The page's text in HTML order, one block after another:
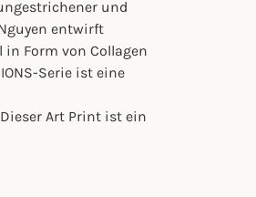
und
entwirft
Form von Collagen
Serie ist eine
Art Print ist ein